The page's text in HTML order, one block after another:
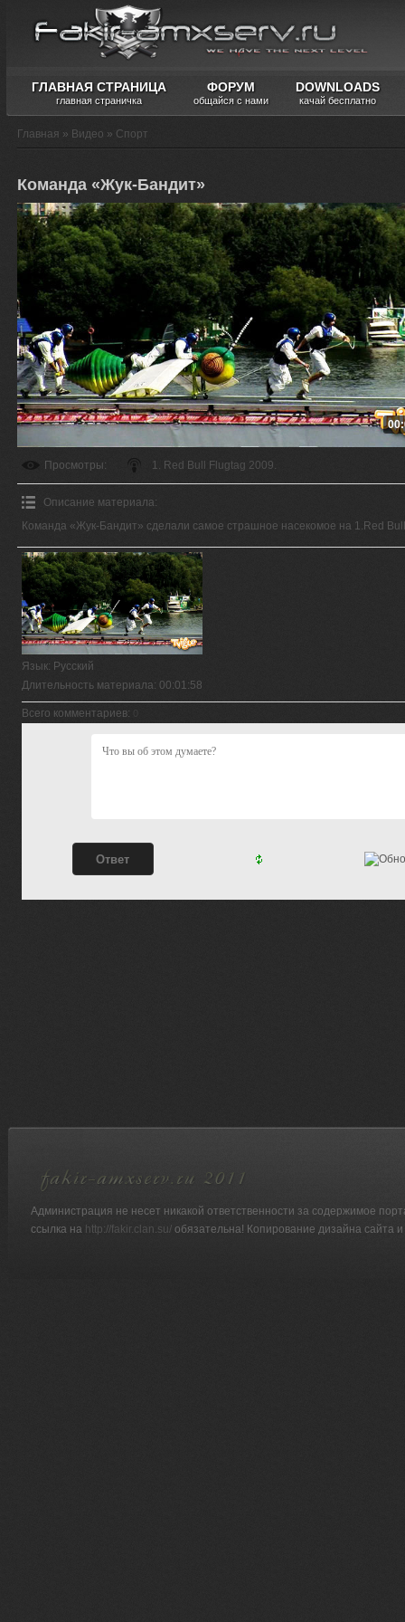
ГЛАВНАЯ СТРАНИЦА
главная страничка
ФОРУМ
общайся с нами
DOWNLOADS
качай бесплатно
Главная » Видео » Спорт
Команда «Жук-Бандит»
Просмотры: 1. Red Bull Flugtag 2009.
Описание материала:
Команда «Жук-Бандит» сделали самое страшное насекомое на 1.Red
Язык: Русский
Длительность материала: 00:01:58
Всего комментариев:
Администрация не несет никакой ответственности за содержимое
ссылка на http://fakir.clan.su/ обязательна! Копирование дизайна сайта